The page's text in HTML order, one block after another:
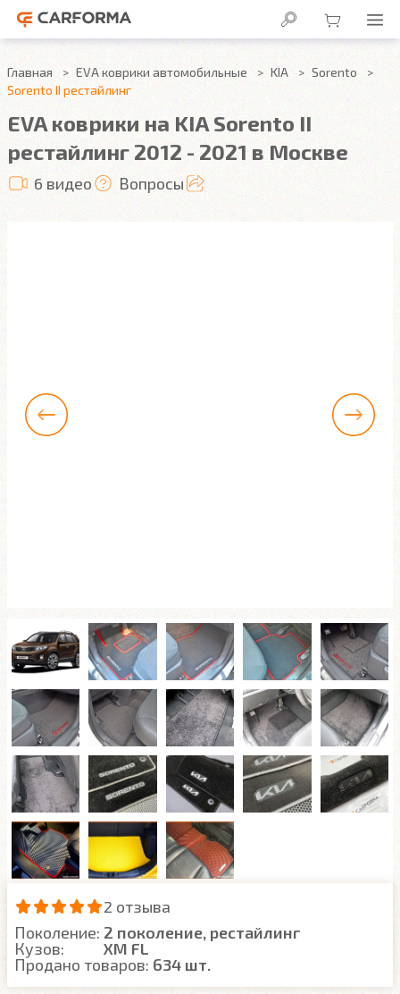
Главная EVA коврики автомобильные KIA
Sorento
Sorento II рестайлинг
EVA коврики на KIA Sorento II
рестайлинг 2012 - 2021 в Москве
6 видео Вопросы
2 отзыва
Поколение: 2 поколение, рестайлинг
Кузов:
XM FL
Продано товаров: 634 шт.